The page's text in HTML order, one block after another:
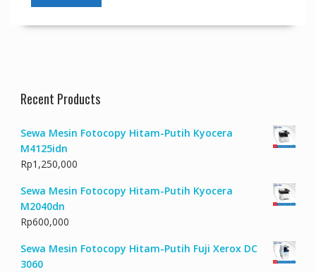
Recent Products
Sewa Mesin Fotocopy Hitam-Putih Kyocera
M4125idn
Rp1,250,000
Sewa Mesin Fotocopy Hitam-Putih Kyocera
M2040dn
Rp600,000
Sewa Mesin Fotocopy Hitam-Putih Fuji Xerox DC
3060